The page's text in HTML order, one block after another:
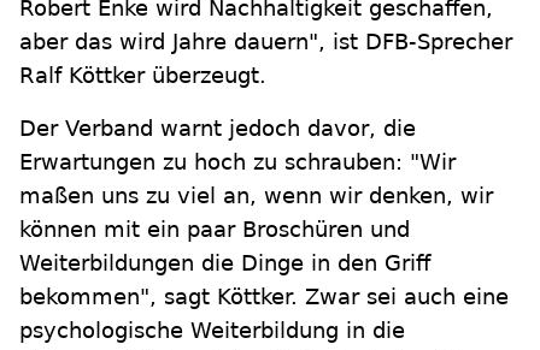
Robert Enke wird Nachhaltigkeit geschaffen,
aber das wird Jahre dauern", ist DFB-Sprecher
Ralf Köttker überzeugt.
Der Verband warnt jedoch davor, die
Erwartungen zu hoch zu schrauben: "Wir
maßen uns zu viel an, wenn wir denken, wir
können mit ein paar Broschüren und
Weiterbildungen die Dinge in den Griff
bekommen", sagt Köttker. Zwar sei auch eine
psychologische Weiterbildung in die